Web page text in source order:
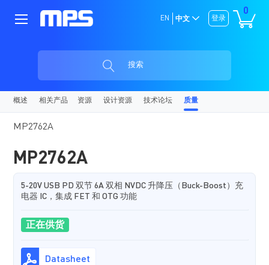
0
登录
EN 中文
搜索
概述 相关产品 资源 设计资源 技术论坛 质量
MP2762A
MP2762A
5-20V USB PD 双节 6A 双相 NVDC 升降压（Buck-Boost）充
电器 IC，集成 FET 和 OTG 功能
正在供货
Datasheet